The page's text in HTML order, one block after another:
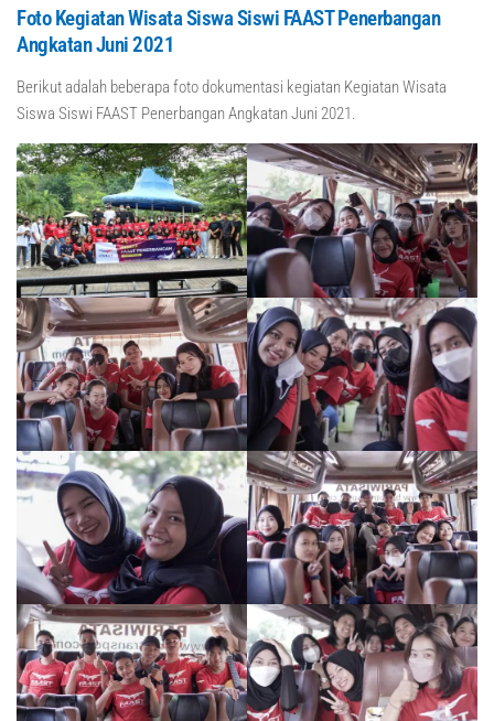
Foto Kegiatan Wisata Siswa Siswi FAAST Penerbangan
Angkatan Juni 2021
Berikut adalah beberapa foto dokumentasi kegiatan Kegiatan Wisata
Siswa Siswi FAAST Penerbangan Angkatan Juni 2021.